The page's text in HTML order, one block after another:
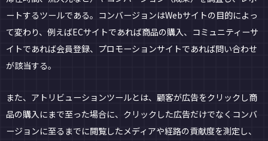
ートするツールである。コンバージョンはWebサイトの目的によっ
て変わり、例えばECサイトであれば商品の購入、コミュニティーサ
イトであれば会員登録、プロモーションサイトであれば問い合わせ
が該当する。
また、アトリビューションツールとは、顧客が広告をクリックし商
品の購入にまで至った場合に、クリックした広告だけでなくコンバ
ージョンに至るまでに閲覧したメディアや経路の貢献度を測定し、